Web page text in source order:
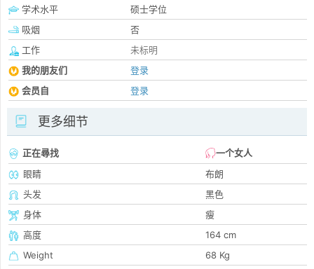
学术水平
硕士学位
吸烟
否
工作
未标明
我的朋友们
登录
会员自
登录
更多细节
正在尋找
一个女人
眼睛
布朗
头发
黑色
身体
瘦
高度
164 cm
Weight
68 Kg